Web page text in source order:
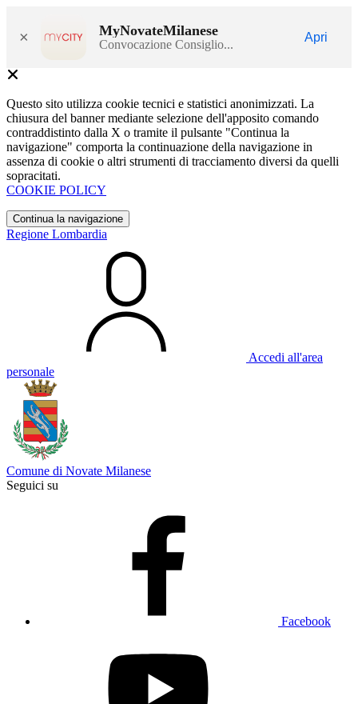
× MyNovateMilanese
Convocazione Consiglio...
Apri
Questo sito utilizza cookie tecnici e statistici anonimizzati. La
chiusura del banner mediante selezione dell'apposito comando
contraddistinto dalla X o tramite il pulsante "Continua la
navigazione" comporta la continuazione della navigazione in
assenza di cookie o altri strumenti di tracciamento diversi da quelli
sopracitati.
COOKIE POLICY
Continua la navigazione
Regione Lombardia
Accedi all'area
personale
Comune di Novate Milanese
Seguici su
Facebook